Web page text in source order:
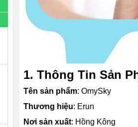
1. Thông Tin Sản
Tên sản phẩm: OmySky
Thương hiệu: Erun
Nơi sản xuất: Hồng Kông